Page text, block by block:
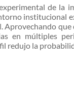
de la
institucional
que
en múltiples
redujo la